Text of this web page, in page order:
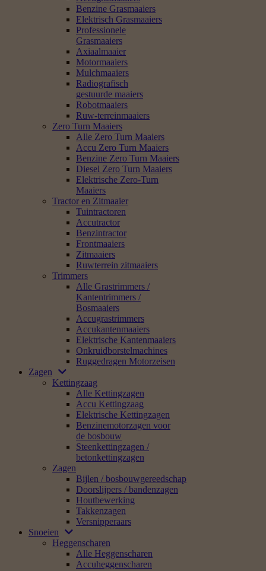
Benzine Grasmaaiers
Elektrisch Grasmaaiers
Professionele
Grasmaaiers
Axiaalmaaier
Motormaaiers
Mulchmaaiers
Radiografisch
gestuurde maaiers
Robotmaaiers
Ruw-terreinmaaiers
Zero Turn Maaiers
Alle Zero Turn Maaiers
Accu Zero Turn Maaiers
Benzine Zero Turn Maaiers
Diesel Zero Turn Maaiers
Elektrische Zero-Turn
Maaiers
Tractor en Zitmaaier
Tuintractoren
Accutractor
Benzintractor
Frontmaaiers
Zitmaaiers
Ruwterrein zitmaaiers
Trimmers
Alle Grastrimmers /
Kantentrimmers /
Bosmaaiers
Accugrastrimmers
Accukantenmaaiers
Elektrische Kantenmaaiers
Onkruidborstelmachines
Ruggedragen Motorzeisen
Zagen
Kettingzaag
Alle Kettingzagen
Accu Kettingzaag
Elektrische Kettingzagen
Benzinemotorzagen voor
de bosbouw
Steenkettingzagen /
betonkettingzagen
Zagen
Bijlen / bosbouwgereedschap
Doorslijpers / bandenzagen
Houtbewerking
Takkenzagen
Versnipperaars
Snoeien
Heggenscharen
Alle Heggenscharen
Accuheggenscharen